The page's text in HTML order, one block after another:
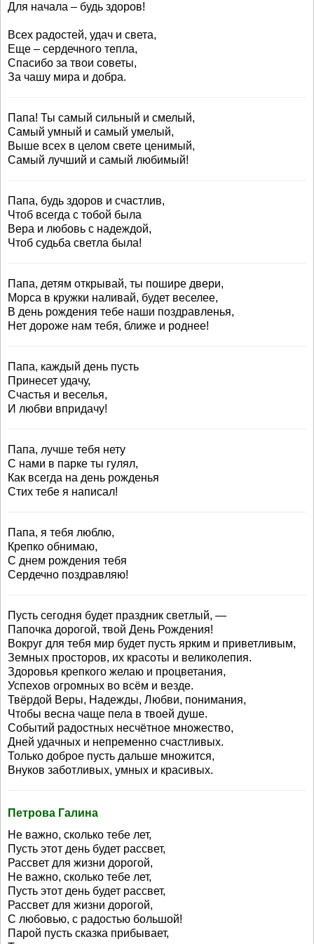
Для начала – будь здоров!
Всех радостей, удач и света,
Еще – сердечного тепла,
Спасибо за твои советы,
За чашу мира и добра.
Папа! Ты самый сильный и смелый,
Самый умный и самый умелый,
Выше всех в целом свете ценимый,
Самый лучший и самый любимый!
Папа, будь здоров и счастлив,
Чтоб всегда с тобой была
Вера и любовь с надеждой,
Чтоб судьба светла была!
Папа, детям открывай, ты пошире двери,
Морса в кружки наливай, будет веселее,
В день рождения тебе наши поздравленья,
Нет дороже нам тебя, ближе и роднее!
Папа, каждый день пусть
Принесет удачу,
Счастья и веселья,
И любви впридачу!
Папа, лучше тебя нету
С нами в парке ты гулял,
Как всегда на день рожденья
Стих тебе я написал!
Папа, я тебя люблю,
Крепко обнимаю,
С днем рождения тебя
Сердечно поздравляю!
Пусть сегодня будет праздник светлый, —
Папочка дорогой, твой День Рождения!
Вокруг для тебя мир будет пусть ярким и приветливым,
Земных просторов, их красоты и великолепия.
Здоровья крепкого желаю и процветания,
Успехов огромных во всём и везде.
Твёрдой Веры, Надежды, Любви, понимания,
Чтобы весна чаще пела в твоей душе.
Событий радостных несчётное множество,
Дней удачных и непременно счастливых.
Только доброе пусть дальше множится,
Внуков заботливых, умных и красивых.
Петрова Галина
Не важно, сколько тебе лет,
Пусть этот день будет рассвет,
Рассвет для жизни дорогой,
Не важно, сколько тебе лет,
Пусть этот день будет рассвет,
Рассвет для жизни дорогой,
С любовью, с радостью большой!
Парой пусть сказка прибывает,